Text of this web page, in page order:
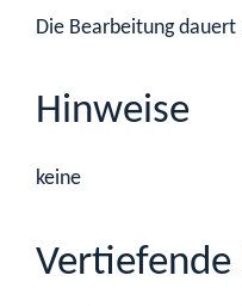
Die Bearbeitung
Hinweise
keine